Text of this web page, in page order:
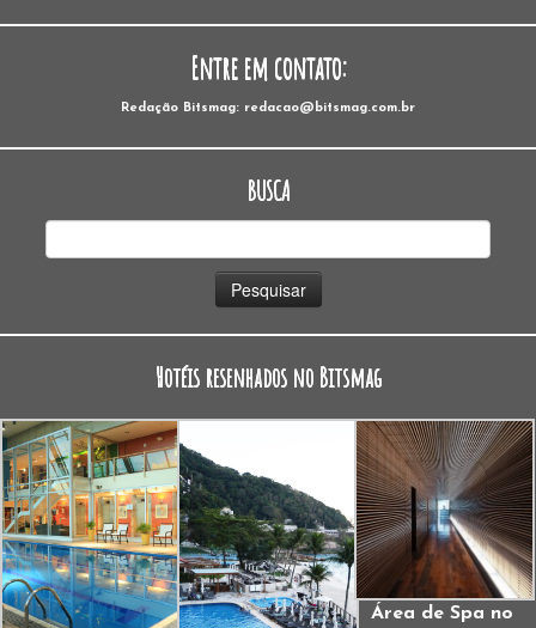
Entre em contato:
Redação Bitsmag: redacao@bitsmag.com.br
BUSCA
Hotéis resenhados no Bitsmag
Área de Spa no